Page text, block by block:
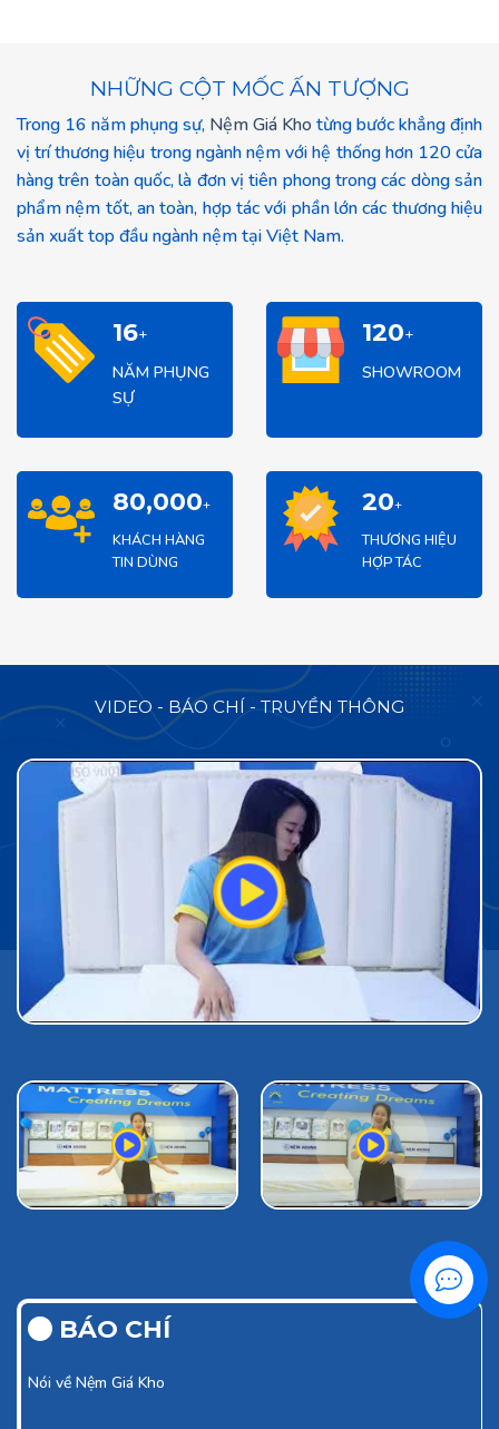
NHỮNG CỘT MỐC ẤN TƯỢNG
Trong 16 năm phụng sự, Nệm Giá Kho từng bước khẳng định
vị trí thương hiệu trong ngành nệm với hệ thống hơn 120 cửa
hàng trên toàn quốc, là đơn vị tiên phong trong các dòng sản
phẩm nệm tốt, an toàn, hợp tác với phần lớn các thương hiệu
sản xuất top đầu ngành nệm tại Việt Nam.
16+
NĂM PHỤNG
SỰ
120+
SHOWROOM
80,000+
KHÁCH HÀNG
TIN DÙNG
20+
THƯƠNG HIỆU
HỢP TÁC
VIDEO - BÁO CHÍ - TRUYỀN THÔNG
BÁO CHÍ
Nói về Nệm Giá Kho
Liên hệ